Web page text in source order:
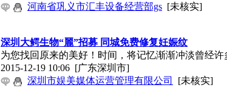
河南省巩义市汇丰设备经营部gs [未核实]
深圳大鳄生物“麗”招募 同城免费修复妊娠纹
为您找回原来的美好！时间，将记忆渐渐冲淡曾经
2015-12-19 10:06 [广东深圳市]
深圳市娱美媒体运营管理有限公司
[未核实]